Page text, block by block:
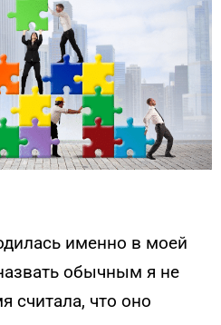
именно в моей
обычным я не
считала, что оно